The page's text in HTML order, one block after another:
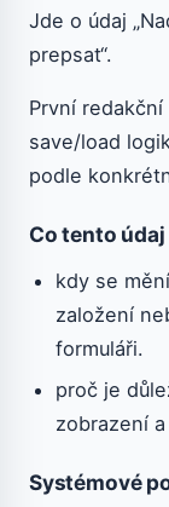
Jde o údaj
prepsat“.
První
save/load
podle
Co tento
kdy se
založení
formuláři.
proč je
zobrazení
Systémové